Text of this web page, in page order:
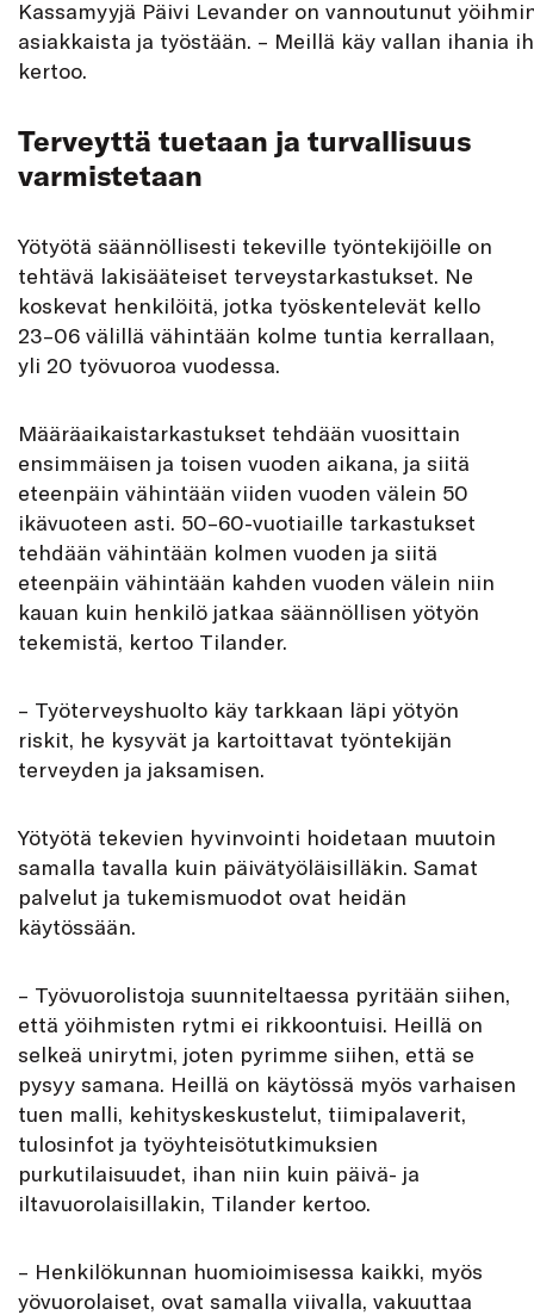
Kassamyyjä Päivi Levander on vannoutunut
asiakkaista ja työstään. – Meillä käy vallan ihania
kertoo.
Terveyttä tuetaan ja turvallisuus
varmistetaan
Yötyötä säännöllisesti tekeville työntekijöille on
tehtävä lakisääteiset terveystarkastukset. Ne
koskevat henkilöitä, jotka työskentelevät kello
23–06 välillä vähintään kolme tuntia kerrallaan,
yli 20 työvuoroa vuodessa.
Määräaikaistarkastukset tehdään vuosittain
ensimmäisen ja toisen vuoden aikana, ja siitä
eteenpäin vähintään viiden vuoden välein 50
ikävuoteen asti. 50–60-vuotiaille tarkastukset
tehdään vähintään kolmen vuoden ja siitä
eteenpäin vähintään kahden vuoden välein niin
kauan kuin henkilö jatkaa säännöllisen yötyön
tekemistä, kertoo Tilander.
– Työterveyshuolto käy tarkkaan läpi yötyön
riskit, he kysyvät ja kartoittavat työntekijän
terveyden ja jaksamisen.
Yötyötä tekevien hyvinvointi hoidetaan muutoin
samalla tavalla kuin päivätyöläisilläkin. Samat
palvelut ja tukemismuodot ovat heidän
käytössään.
– Työvuorolistoja suunniteltaessa pyritään siihen,
että yöihmisten rytmi ei rikkoontuisi. Heillä on
selkeä unirytmi, joten pyrimme siihen, että se
pysyy samana. Heillä on käytössä myös varhaisen
tuen malli, kehityskeskustelut, tiimipalaverit,
tulosinfot ja työyhteisötutkimuksien
purkutilaisuudet, ihan niin kuin päivä- ja
iltavuorolaisillakin, Tilander kertoo.
– Henkilökunnan huomioimisessa kaikki, myös
yövuorolaiset, ovat samalla viivalla, vakuuttaa